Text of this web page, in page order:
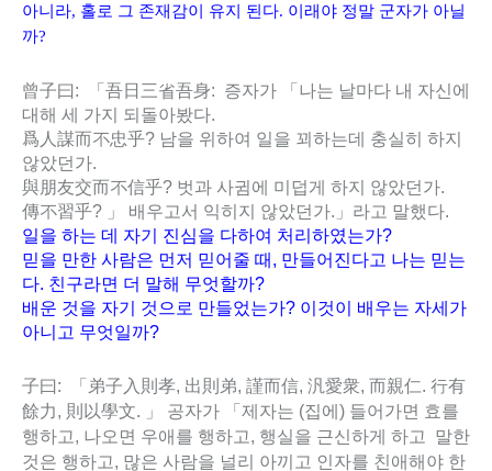
아니라, 홀로 그 존재감이 유지 된다. 이래야 정말 군자가 아닐
까?
曾子曰: 「吾日三省吾身: 증자가 「나는 날마다 내 자신에
대해 세 가지 되돌아봤다.
爲人謀而不忠乎? 남을 위하여 일을 꾀하는데 충실히 하지
않았던가.
與朋友交而不信乎? 벗과 사귐에 미덥게 하지 않았던가.
傳不習乎? 」 배우고서 익히지 않았던가.」라고 말했다.
일을 하는 데 자기 진심을 다하여 처리하였는가?
믿을 만한 사람은 먼저 믿어줄 때, 만들어진다고 나는 믿는
다. 친구라면 더 말해 무엇할까?
배운 것을 자기 것으로 만들었는가? 이것이 배우는 자세가
아니고 무엇일까?
子曰: 「弟子入則孝, 出則弟, 謹而信, 汎愛衆, 而親仁. 行有
餘力, 則以學文. 」 공자가 「제자는 (집에) 들어가면 효를
행하고, 나오면 우애를 행하고, 행실을 근신하게 하고 말한
것은 행하고, 많은 사람을 널리 아끼고 인자를 친애해야 한